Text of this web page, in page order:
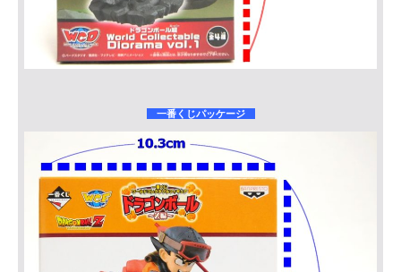
一番くじパッケージ